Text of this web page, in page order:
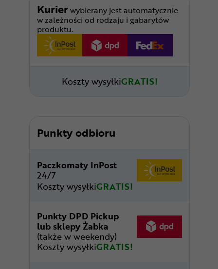
Kurierwybierany jest automatycznie
w zależności od rodzaju i gabarytów
produktu.
Koszty wysyłkiGRATIS!
Punkty odbioru
Paczkomaty InPost
24/7
Koszty wysyłkiGRATIS!
Punkty DPD Pickup
lub sklepy Żabka
(także w weekendy)
Koszty wysyłkiGRATIS!